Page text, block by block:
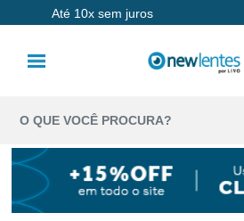
Até 10x sem juros
Coloridas
Solução